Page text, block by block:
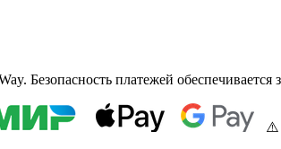
Безопасность платежей
⚠️